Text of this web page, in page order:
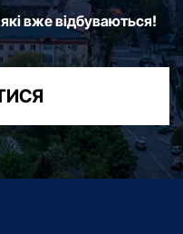
вже відбуваються!